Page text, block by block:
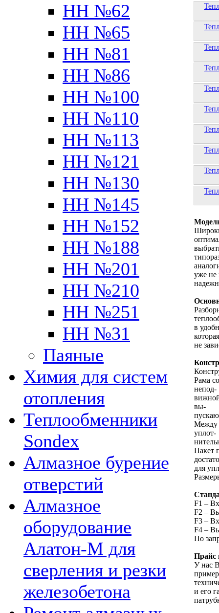
НН №62
НН №65
НН №81
НН №86
НН №100
НН №110
НН №113
НН №121
НН №130
НН №145
НН №152
НН №188
НН №201
НН №210
НН №251
НН №31
Паяные
Химия для систем
отопления
Теплообменники
Sondex
Алмазное бурение
отверстий
Алмазное
оборудование
Алатон-М для
сверления и резки
железобетона
уже не
в
не
Рама
непод-
вы-
Между
уплот-
Пакет
для
F1 –
F2 –
F3 –
F4 –
По
Прайс
У нас
и его